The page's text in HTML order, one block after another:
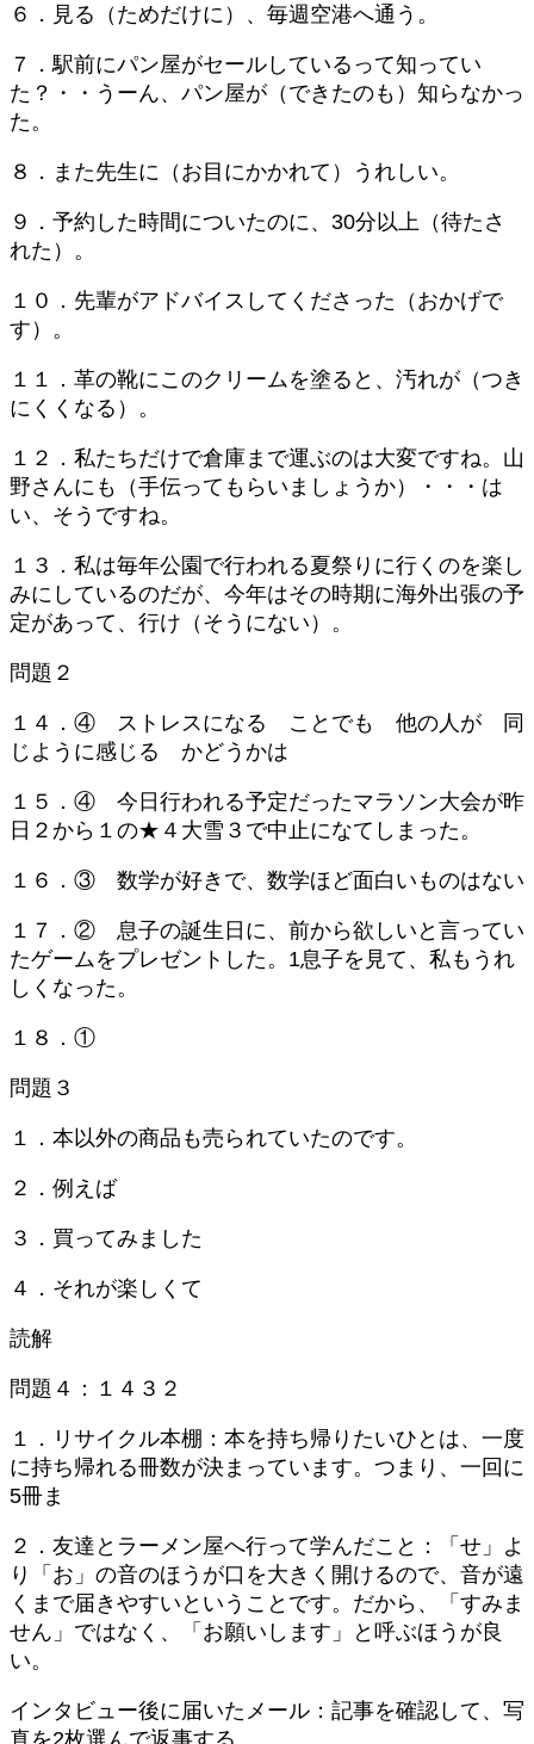
６．見る（ためだけに）、毎週空港へ通う。
７．駅前にパン屋がセールしているって知ってい
た？・・うーん、パン屋が（できたのも）知らなかっ
た。
８．また先生に（お目にかかれて）うれしい。
９．予約した時間についたのに、30分以上（待たさ
れた）。
１０．先輩がアドバイスしてくださった（おかげで
す）。
１１．革の靴にこのクリームを塗ると、汚れが（つき
にくくなる）。
１２．私たちだけで倉庫まで運ぶのは大変ですね。山
野さんにも（手伝ってもらいましょうか）・・・は
い、そうですね。
１３．私は毎年公園で行われる夏祭りに行くのを楽し
みにしているのだが、今年はその時期に海外出張の予
定があって、行け（そうにない）。
問題２
１４．④ ストレスになる ことでも 他の人が 同
じように感じる かどうかは
１５．④ 今日行われる予定だったマラソン大会が昨
日２から１の★４大雪３で中止になてしまった。
１６．③ 数学が好きで、数学ほど面白いものはない
１７．② 息子の誕生日に、前から欲しいと言ってい
たゲームをプレゼントした。1息子を見て、私もうれ
しくなった。
１８．①
問題３
１．本以外の商品も売られていたのです。
２．例えば
３．買ってみました
４．それが楽しくて
読解
問題４：１４３２
１．リサイクル本棚：本を持ち帰りたいひとは、一度
に持ち帰れる冊数が決まっています。つまり、一回に
5冊ま
２．友達とラーメン屋へ行って学んだこと：「せ」よ
り「お」の音のほうが口を大きく開けるので、音が遠
くまで届きやすいということです。だから、「すみま
せん」ではなく、「お願いします」と呼ぶほうが良
い。
インタビュー後に届いたメール：記事を確認して、写
真を2枚選んで返事する